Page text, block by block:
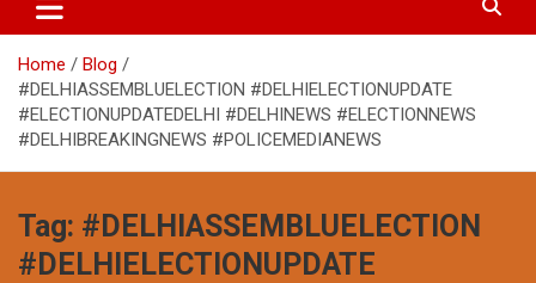
Home
Blog
#DELHIASSEMBLUELECTION #DELHIELECTIONUPDATE
#ELECTIONUPDATEDELHI #DELHINEWS #ELECTIONNEWS
#DELHIBREAKINGNEWS #POLICEMEDIANEWS
Tag: #DELHIASSEMBLUELECTION
#DELHIELECTIONUPDATE